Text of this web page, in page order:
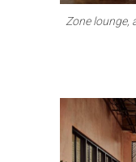
Zone lounge,